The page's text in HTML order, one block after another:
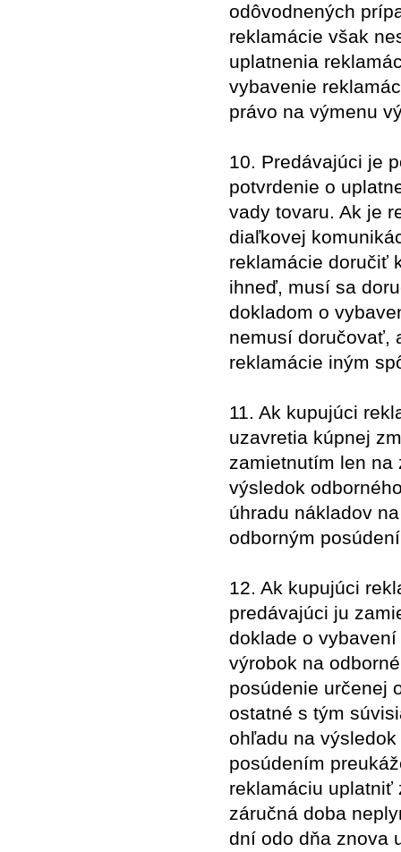
odôvodnených
reklamácie však
uplatnenia
vybavenie
právo na výmenu
10. Predávajúci je
potvrdenie o
vady tovaru. Ak je
diaľkovej
reklamácie doručiť
ihneď, musí sa
dokladom o
nemusí doručovať,
reklamácie iným
11. Ak kupujúci
uzavretia kúpnej
zamietnutím len na
výsledok
úhradu nákladov
odborným
12. Ak kupujúci
predávajúci ju
doklade o
výrobok na
posúdenie určenej
ostatné s tým
ohľadu na
posúdením
reklamáciu uplatniť
záručná doba
dní odo dňa znova